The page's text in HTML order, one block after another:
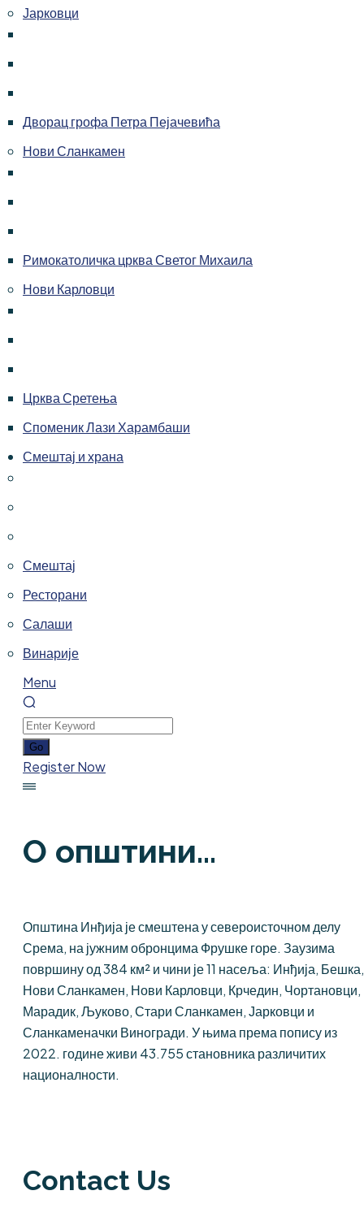
Јарковци
Дворац грофа Петра Пејачевића
Нови Сланкамен
Римокатоличка црква Светог Михаила
Нови Карловци
Црква Сретења
Споменик Лази Харамбаши
Смештај и храна
Смештај
Ресторани
Салаши
Винарије
Menu
Register Now
О општини...
Општина Инђија је смештена у североисточном делу
Срема, на јужним обронцима Фрушке горе. Заузима
површину од 384 км² и чини је 11 насеља: Инђија, Бешка,
Нови Сланкамен, Нови Карловци, Крчедин, Чортановци,
Марадик, Љуково, Стари Сланкамен, Јарковци и
Сланкаменачки Виногради. У њима према попису из
2022. године живи 43.755 становника различитих
националности.
Contact Us